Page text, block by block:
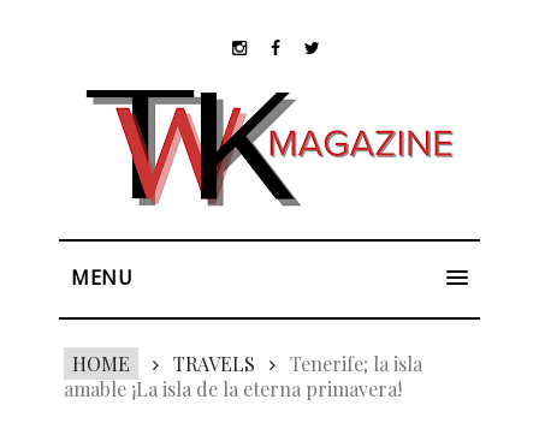
MENU
HOME TRAVELS
Tenerife; la isla
amable ¡La isla de la eterna primavera!